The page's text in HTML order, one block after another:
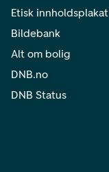
Etisk innholdsplakat
Bildebank
Alt om bolig
DNB.no
DNB Status